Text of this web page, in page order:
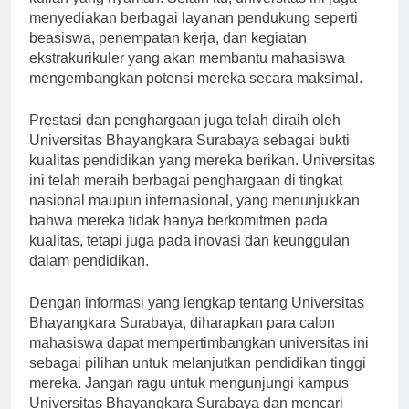
kuliah yang nyaman. Selain itu, universitas ini juga
menyediakan berbagai layanan pendukung seperti
beasiswa, penempatan kerja, dan kegiatan
ekstrakurikuler yang akan membantu mahasiswa
Prestasi dan penghargaan juga telah diraih oleh
Universitas Bhayangkara Surabaya sebagai bukti
kualitas pendidikan yang mereka berikan. Universitas
ini telah meraih berbagai penghargaan di tingkat
nasional maupun internasional, yang menunjukkan
bahwa mereka tidak hanya berkomitmen pada
kualitas, tetapi juga pada inovasi dan keunggulan
Dengan informasi yang lengkap tentang Universitas
Bhayangkara Surabaya, diharapkan para calon
mahasiswa dapat mempertimbangkan universitas ini
sebagai pilihan untuk melanjutkan pendidikan tinggi
mereka. Jangan ragu untuk mengunjungi kampus